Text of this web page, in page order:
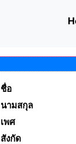
ชื่อ
นามสกุล
เพศ
สังกัด